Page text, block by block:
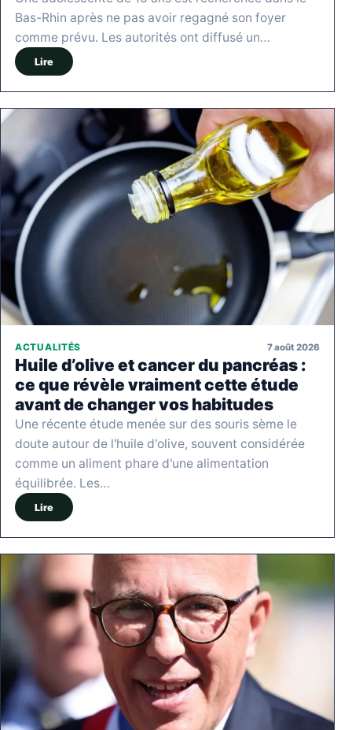
Bas-Rhin après ne pas avoir regagné son foyer
comme prévu. Les autorités ont diffusé un…
Lire
ACTUALITÉS 7 août 2026
Huile d’olive et cancer du pancréas :
ce que révèle vraiment cette étude
avant de changer vos habitudes
Une récente étude menée sur des souris sème le
doute autour de l'huile d'olive, souvent considérée
comme un aliment phare d'une alimentation
équilibrée. Les…
Lire